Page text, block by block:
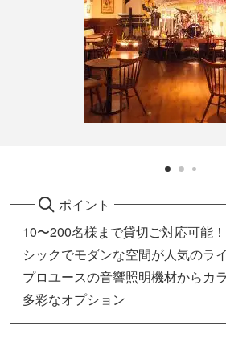
ポイント
10〜200名様まで貸切ご対応可能！
シックでモダンな空間が人気のラ
プロユースの音響照明機材からカ
多彩なオプション